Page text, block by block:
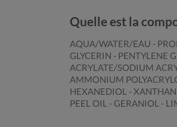
Quelle est la
AQUA/WATER/EAU -
GLYCERIN - PENTYLENE
ACRYLATE/SODIUM
AMMONIUM
HEXANEDIOL -
PEEL OIL - GERANIOL -